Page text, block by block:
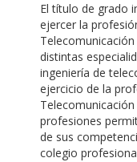
El título de grado
ejercer la
Telecomunicación
distintas
ingeniería de
ejercicio de la
Telecomunicación
profesiones
de sus
colegio